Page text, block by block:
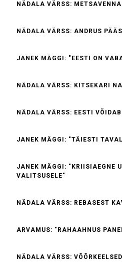
NÄDALA VÄRSS:
NÄDALA VÄRSS: ANDRUS
JANEK MÄGGI: "EESTI ON
NÄDALA VÄRSS: KITSEKARI
NÄDALA VÄRSS: EESTI
JANEK MÄGGI: "TÄIESTI
JANEK MÄGGI: "KRIISIAEGNE
VALITSUSELE"
NÄDALA VÄRSS: REBASEST
ARVAMUS: "RAHAAHNUS
NÄDALA VÄRSS: